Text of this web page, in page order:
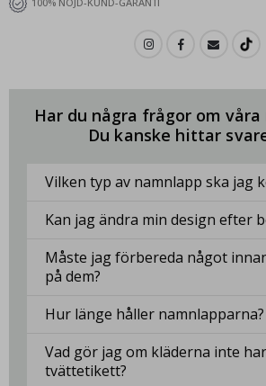
Har du några frågor om våra
Du kanske hittar
Vilken typ av namnlapp ska jag
Kan jag ändra min design efter
Måste jag förbereda något
på dem?
Hur länge håller namnlapparna?
Vad gör jag om kläderna inte
tvättetikett?